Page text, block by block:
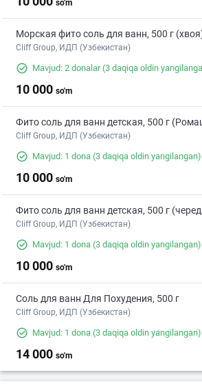
so'm
Морская фито соль для ванн, 500 г
Cliff Group, ИДП (Узбекистан)
Mavjud: 2 donalar(3 daqiqa oldin
10 000 so'm
Фито соль для ванн детская, 500 г
Cliff Group, ИДП (Узбекистан)
Mavjud: 1 dona (3 daqiqa oldin yangilangan)
10 000 so'm
Фито соль для ванн детская, 500 г
Cliff Group, ИДП (Узбекистан)
Mavjud: 1 dona (3 daqiqa oldin yangilangan)
10 000 so'm
Соль для ванн Для Похудения, 500 г
Cliff Group, ИДП (Узбекистан)
Mavjud: 1 dona (3 daqiqa oldin yangilangan)
14 000 so'm